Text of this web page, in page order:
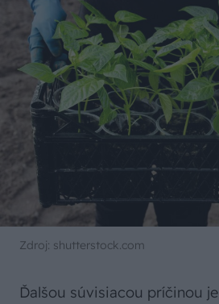
Zdroj: shutterstock.com
Ďalšou súvisiacou príčinou je